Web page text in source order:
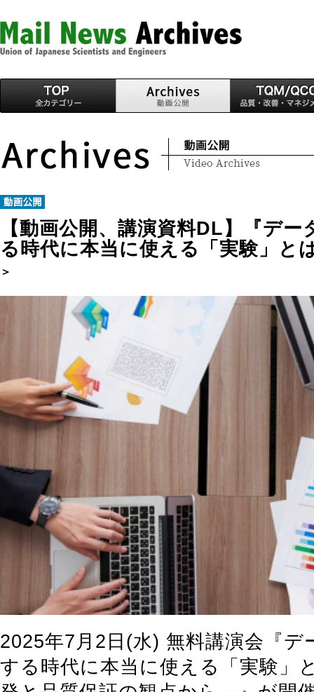
【動画公開、講演資料DL】『デー
る時代に本当に使える「実験」と
＞
2025年7月2日(水) 無料講演会『デ
する時代に本当に使える「実験」